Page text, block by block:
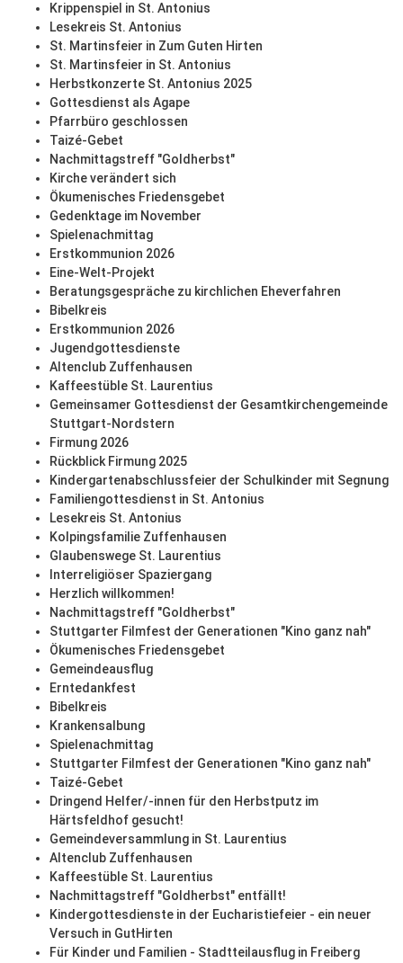
Krippenspiel in St. Antonius
Lesekreis St. Antonius
St. Martinsfeier in Zum Guten Hirten
St. Martinsfeier in St. Antonius
Herbstkonzerte St. Antonius 2025
Gottesdienst als Agape
Pfarrbüro geschlossen
Taizé-Gebet
Nachmittagstreff "Goldherbst"
Kirche verändert sich
Ökumenisches Friedensgebet
Gedenktage im November
Spielenachmittag
Erstkommunion 2026
Eine-Welt-Projekt
Beratungsgespräche zu kirchlichen Eheverfahren
Bibelkreis
Erstkommunion 2026
Jugendgottesdienste
Altenclub Zuffenhausen
Kaffeestüble St. Laurentius
Gemeinsamer Gottesdienst der Gesamtkirchengemeinde
Stuttgart-Nordstern
Firmung 2026
Rückblick Firmung 2025
Kindergartenabschlussfeier der Schulkinder mit Segnung
Familiengottesdienst in St. Antonius
Lesekreis St. Antonius
Kolpingsfamilie Zuffenhausen
Glaubenswege St. Laurentius
Interreligiöser Spaziergang
Herzlich willkommen!
Nachmittagstreff "Goldherbst"
Stuttgarter Filmfest der Generationen "Kino ganz nah"
Ökumenisches Friedensgebet
Gemeindeausflug
Erntedankfest
Bibelkreis
Krankensalbung
Spielenachmittag
Stuttgarter Filmfest der Generationen "Kino ganz nah"
Taizé-Gebet
Dringend Helfer/-innen für den Herbstputz im
Härtsfeldhof gesucht!
Gemeindeversammlung in St. Laurentius
Altenclub Zuffenhausen
Kaffeestüble St. Laurentius
Nachmittagstreff "Goldherbst" entfällt!
Kindergottesdienste in der Eucharistiefeier - ein neuer
Versuch in GutHirten
Für Kinder und Familien - Stadtteilausflug in Freiberg